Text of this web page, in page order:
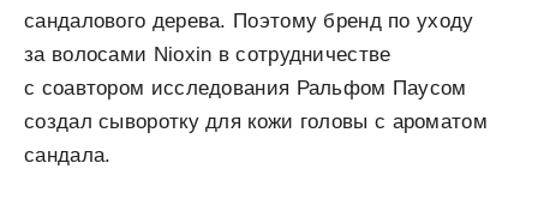
сандалового дерева. Поэтому бренд по уходу
за волосами Nioxin в сотрудничестве
с соавтором исследования Ральфом Паусом
создал сыворотку для кожи головы с ароматом
сандала.